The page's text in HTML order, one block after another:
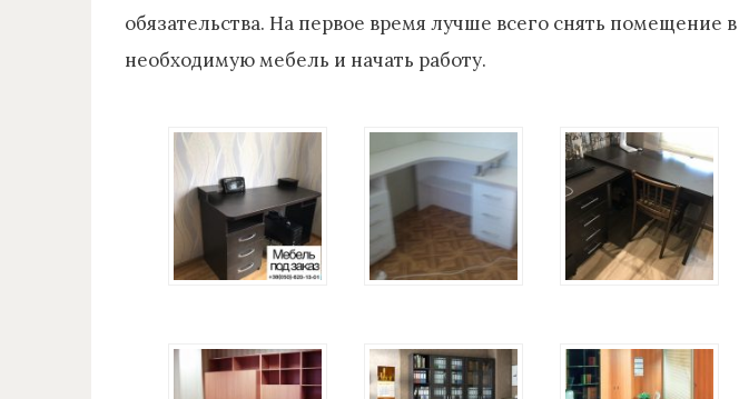
обязательства. На первое время лучше всего снять помещение
необходимую мебель и начать работу.